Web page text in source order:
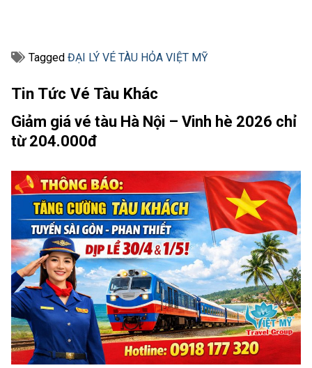
Tagged ĐẠI LÝ VÉ TÀU HỎA VIỆT MỸ
Tin Tức Vé Tàu Khác
Giảm giá vé tàu Hà Nội – Vinh hè 2026 chỉ
từ 204.000đ